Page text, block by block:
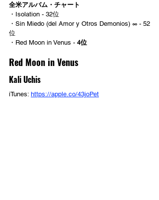
全米アルバム・チャート
・Isolation - 32位
・Sin Miedo (del Amor y Otros Demonios) ∞ - 52
位
・Red Moon in Venus - 4位
Red Moon in Venus
Kali Uchis
iTunes: https://apple.co/43joPet